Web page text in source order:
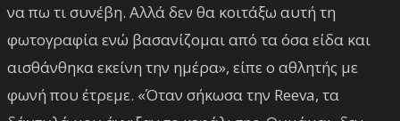
να πω τι συνέβη. Αλλά δεν θα κοιτάξω αυτή τη
φωτογραφία ενώ βασανίζομαι από τα όσα είδα και
αισθάνθηκα εκείνη την ημέρα», είπε ο αθλητής με
φωνή που έτρεμε. «Όταν σήκωσα την Reeva, τα